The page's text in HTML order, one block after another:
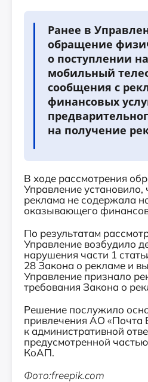
Ранее в
обращение
о поступлении
мобильный
сообщения с
финансовых
на получение
В ходе рассмотрения
Управление установило,
реклама не содержала
оказывающего
По результатам
Управление возбудило
нарушения части 1
28 Закона о рекламе и
Управление признало
требования Закона о
Решение послужило
привлечения АО «Почта
к административной
предусмотренной
КоАП.
Фото:freepik.com